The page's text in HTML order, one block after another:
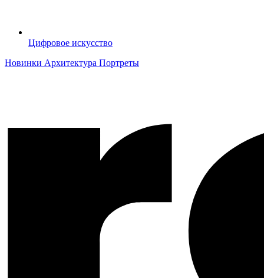
Цифровое искусство
Новинки Архитектура Портреты